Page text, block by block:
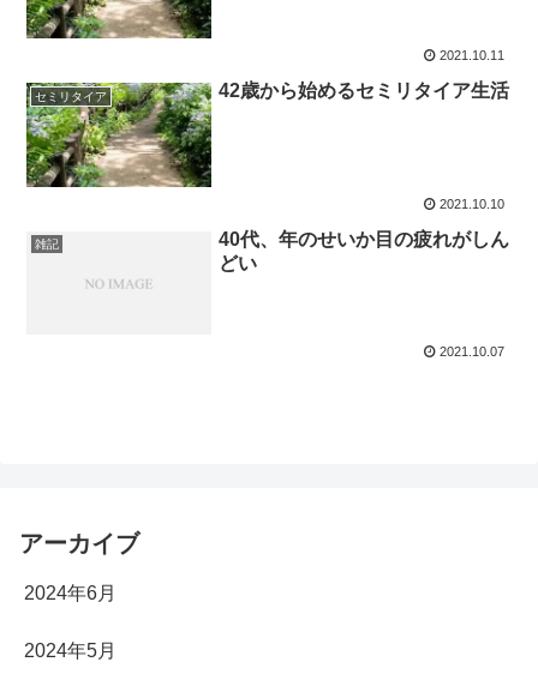
2021.10.11
セミリタイア 42歳から始めるセミリタイア生活
2021.10.10
雑記
40代、年のせいか目の疲れがしん
どい
2021.10.07
アーカイブ
2024年6月
2024年5月